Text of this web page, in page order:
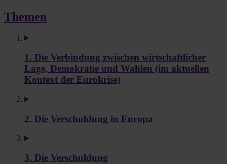
Themen
1. Die Verbindung zwischen wirtschaftlicher
Lage, Demokratie und Wahlen (im aktuellen
Kontext der Eurokrise)
2. Die Verschuldung in Europa
3. Die Verschuldung